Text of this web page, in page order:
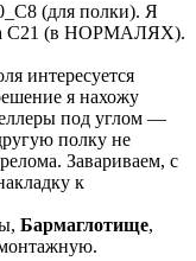
(для полки). Я
С21 (в НОРМАЛЯХ).
интересуется
я нахожу
под углом —
полку не
Завариваем, с
к
Бармаглотище,